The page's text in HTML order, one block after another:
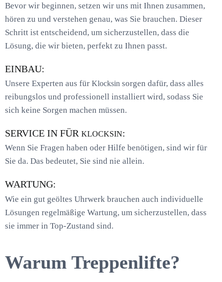
Bevor wir beginnen, setzen wir uns mit Ihnen zusammen,
hören zu und verstehen genau, was Sie brauchen. Dieser
Schritt ist entscheidend, um sicherzustellen, dass die
Lösung, die wir bieten, perfekt zu Ihnen passt.
EINBAU:
Unsere Experten aus für Klocksin sorgen dafür, dass alles
reibungslos und professionell installiert wird, sodass Sie
sich keine Sorgen machen müssen.
SERVICE IN FÜR KLOCKSIN:
Wenn Sie Fragen haben oder Hilfe benötigen, sind wir für
Sie da. Das bedeutet, Sie sind nie allein.
WARTUNG:
Wie ein gut geöltes Uhrwerk brauchen auch individuelle
Lösungen regelmäßige Wartung, um sicherzustellen, dass
sie immer in Top-Zustand sind.
Warum Treppenlifte?